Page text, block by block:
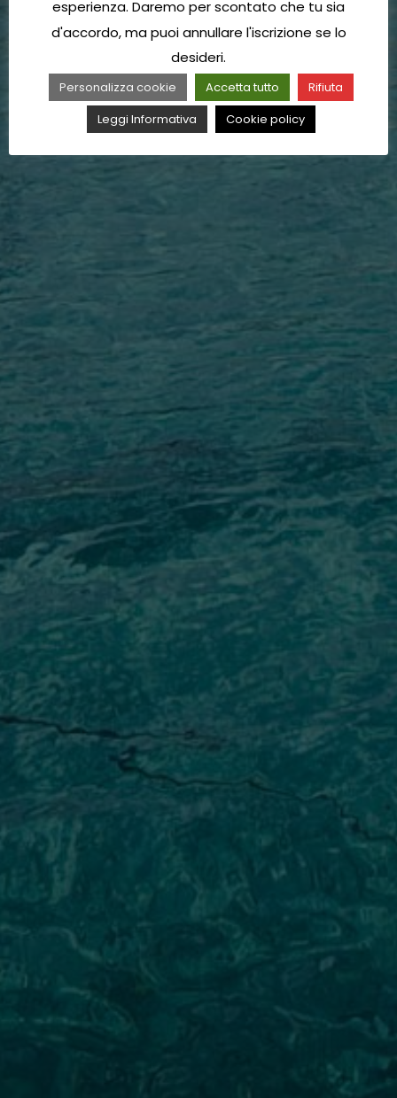
esperienza. Daremo per scontato che tu sia
d'accordo, ma puoi annullare l'iscrizione se lo
desideri.
Personalizza cookie Accetta tutto
Rifiuta
Leggi Informativa
Cookie policy